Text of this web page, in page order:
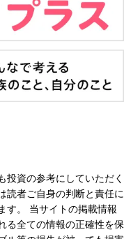
投資の参考にしていただく
読者ご自身の判断と責任に
す。 当サイトの掲載情報
る全ての情報の正確性を保